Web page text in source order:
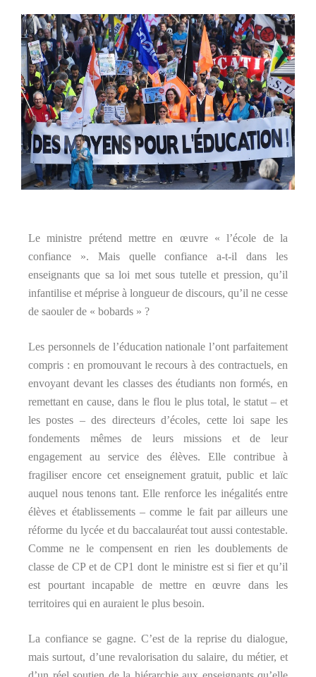
Le ministre prétend mettre en œuvre « l’école de la
confiance ». Mais quelle confiance a-t-il dans les
enseignants que sa loi met sous tutelle et pression, qu’il
infantilise et méprise à longueur de discours, qu’il ne cesse
de saouler de « bobards » ?
Les personnels de l’éducation nationale l’ont parfaitement
compris : en promouvant le recours à des contractuels, en
envoyant devant les classes des étudiants non formés, en
remettant en cause, dans le flou le plus total, le statut – et
les postes – des directeurs d’écoles, cette loi sape les
fondements mêmes de leurs missions et de leur
engagement au service des élèves. Elle contribue à
fragiliser encore cet enseignement gratuit, public et laïc
auquel nous tenons tant. Elle renforce les inégalités entre
élèves et établissements – comme le fait par ailleurs une
réforme du lycée et du baccalauréat tout aussi contestable.
Comme ne le compensent en rien les doublements de
classe de CP et de CP1 dont le ministre est si fier et qu’il
est pourtant incapable de mettre en œuvre dans les
territoires qui en auraient le plus besoin.
La confiance se gagne. C’est de la reprise du dialogue,
mais surtout, d’une revalorisation du salaire, du métier, et